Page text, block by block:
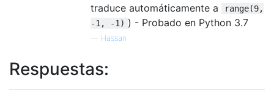
traduce automáticamente a
range(9,
-1, -1) ) - Probado en Python 3.7
— Hassan
Respuestas: